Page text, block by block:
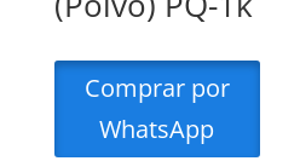
Comprar por
WhatsApp